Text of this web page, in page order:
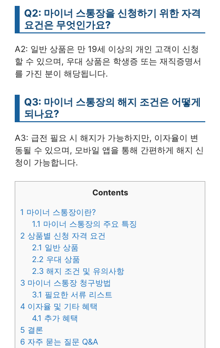
Q2: 마이너 스통장을 신청하기 위한 자격
요건은 무엇인가요?
A2: 일반 상품은 만 19세 이상의 개인 고객이 신청
할 수 있으며, 우대 상품은 학생증 또는 재직증명서
를 가진 분이 해당됩니다.
Q3: 마이너 스통장의 해지 조건은 어떻게
되나요?
A3: 급전 필요 시 해지가 가능하지만, 이자율이 변
동될 수 있으며, 모바일 앱을 통해 간편하게 해지 신
청이 가능합니다.
Contents
1 마이너 스통장이란?
1.1 마이너 스통장의 주요 특징
2 상품별 신청 자격 요건
2.1 일반 상품
2.2 우대 상품
2.3 해지 조건 및 유의사항
3 마이너 스통장 청구방법
3.1 필요한 서류 리스트
4 이자율 및 기타 혜택
4.1 추가 혜택
5 결론
6 자주 묻는 질문 Q&A